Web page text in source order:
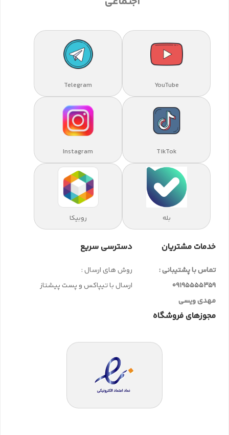
YouTube
Telegram
TikTok
Instagram
بله روبیکا
خدمات مشتریان
تماس با پشتیبانی :
09195555359
مهدی ویسی
دسترسی سریع
روش های ارسال :
ارسال با تیپاکس و پست پیشتاز
مجوزهای فروشگاه